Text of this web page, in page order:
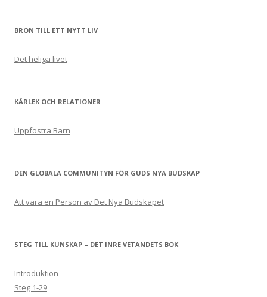
BRON TILL ETT NYTT LIV
Det heliga livet
KÄRLEK OCH RELATIONER
Uppfostra Barn
DEN GLOBALA COMMUNITYN FÖR GUDS NYA BUDSKAP
Att vara en Person av Det Nya Budskapet
STEG TILL KUNSKAP – DET INRE VETANDETS BOK
Introduktion
Steg 1-29